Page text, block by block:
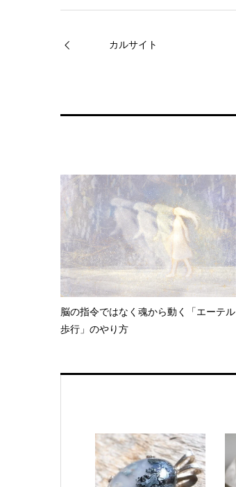
カルサイト
脳の指令ではなく魂から動く「エーテル
歩行」のやり方